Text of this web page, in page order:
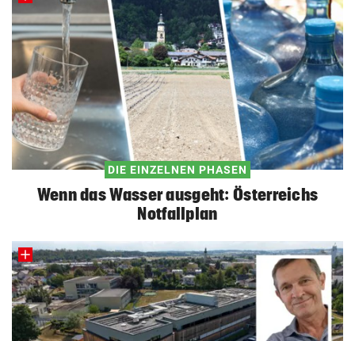
DIE EINZELNEN PHASEN
Wenn das Wasser ausgeht: Österreichs
Notfallplan